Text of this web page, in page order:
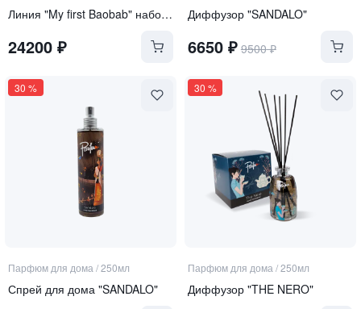
Линия "My first Baobab" набор "Platinum"
24200 ₽
Диффузор "SANDALO"
6650₽ 9500₽
30 %
Парфюм для дома /250мл
Спрей для дома "SANDALO"
30 %
Парфюм для дома /250мл
Диффузор "THE NERO"